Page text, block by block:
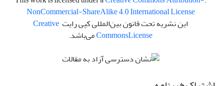
NonCommercial-ShareAlike 4.0 International License
این نشریه تحت قانون بین‌المللی کپی رایت Creative
CommonsLicense می‌باشد.